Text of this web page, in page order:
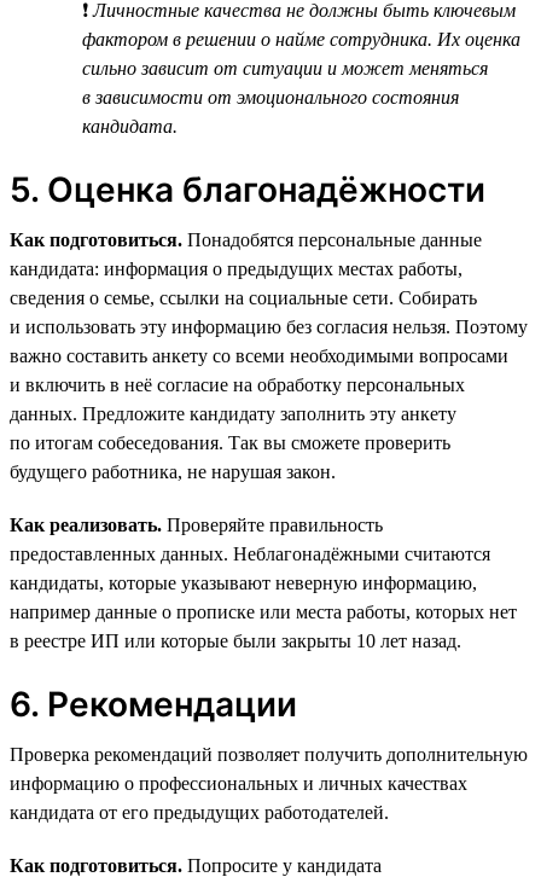
❗Личностные качества не должны быть ключевым
фактором в решении о найме сотрудника. Их оценка
сильно зависит от ситуации и может меняться
в зависимости от эмоционального состояния
кандидата.
5. Оценка благонадёжности
Как подготовиться. Понадобятся персональные данные
кандидата: информация о предыдущих местах работы,
сведения о семье, ссылки на социальные сети. Собирать
и использовать эту информацию без согласия нельзя. Поэтому
важно составить анкету со всеми необходимыми вопросами
и включить в неё согласие на обработку персональных
данных. Предложите кандидату заполнить эту анкету
по итогам собеседования. Так вы сможете проверить
будущего работника, не нарушая закон.
Как реализовать. Проверяйте правильность
предоставленных данных. Неблагонадёжными считаются
кандидаты, которые указывают неверную информацию,
например данные о прописке или места работы, которых нет
в реестре ИП или которые были закрыты 10 лет назад.
6. Рекомендации
Проверка рекомендаций позволяет получить дополнительную
информацию о профессиональных и личных качествах
кандидата от его предыдущих работодателей.
Как подготовиться. Попросите у кандидата